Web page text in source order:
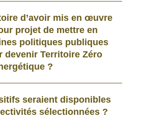
d’avoir mis en œuvre
projet de mettre en
politiques publiques
devenir Territoire Zéro
?
seraient disponibles
sélectionnées ?